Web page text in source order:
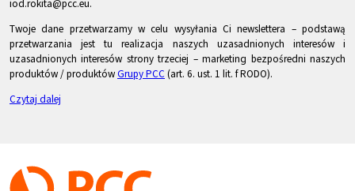
iod.rokita@pcc.eu.
Twoje dane przetwarzamy w celu wysyłania Ci newslettera – podstawą
przetwarzania jest tu realizacja naszych uzasadnionych interesów i
uzasadnionych interesów strony trzeciej – marketing bezpośredni naszych
produktów / produktówGrupy PCC (art. 6. ust. 1 lit. f RODO).
Czytaj dalej